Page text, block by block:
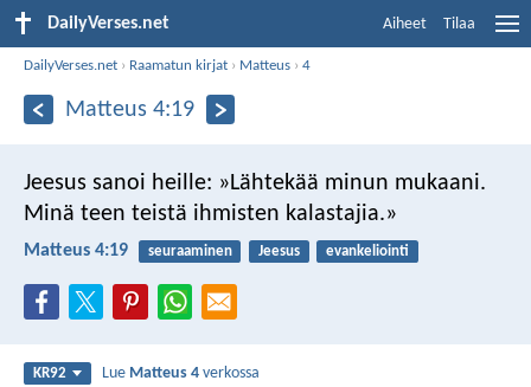
DailyVerses.net Aiheet Tilaa
DailyVerses.net › Raamatun kirjat › Matteus ›4
Matteus 4:19
Jeesus sanoi heille: »Lähtekää minun mukaani.
Minä teen teistä ihmisten kalastajia.»
Matteus 4:19 seuraaminen Jeesus evankeliointi
KR92 Lue Matteus 4 verkossa